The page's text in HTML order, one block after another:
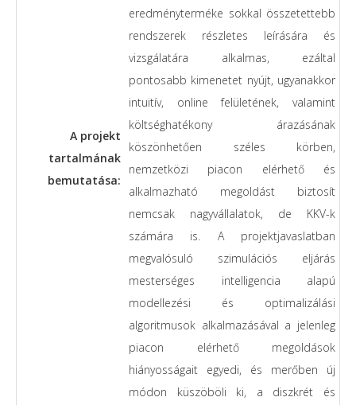
A projekt
tartalmának
bemutatása:
eredményterméke sokkal összetettebb
rendszerek részletes leírására és
vizsgálatára alkalmas, ezáltal
pontosabb kimenetet nyújt, ugyanakkor
intuitív, online felületének, valamint
költséghatékony árazásának
köszönhetően széles körben,
nemzetközi piacon elérhető és
alkalmazható megoldást biztosít
nemcsak nagyvállalatok, de KKV-k
számára is. A projektjavaslatban
megvalósuló szimulációs eljárás
mesterséges intelligencia alapú
modellezési és optimalizálási
algoritmusok alkalmazásával a jelenleg
piacon elérhető megoldások
hiányosságait egyedi, és merőben új
módon küszöböli ki, a diszkrét és